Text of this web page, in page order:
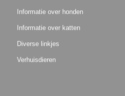
Informatie over honden
Informatie over katten
Diverse linkjes
Verhuisdieren